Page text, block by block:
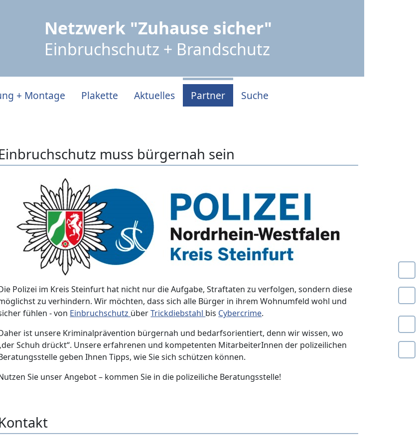
Netzwerk "Zuhause sicher"
Einbruchschutz + Brandschutz
+ Montage Plakette Aktuelles Partner Suche
muss bürgernah sein
Polizei im Kreis Steinfurt hat nicht nur die Aufgabe, Straftaten zu verfolgen, sondern diese
zu verhindern. Wir möchten, dass sich alle Bürger in ihrem Wohnumfeld wohl und
fühlen - von Einbruchschutz überTrickdiebstahl bis Cybercrime.
ist unsere Kriminalprävention bürgernah und bedarfsorientiert, denn wir wissen, wo
Schuh drückt“. Unsere erfahrenen und kompetenten MitarbeiterInnen der polizeilichen
geben Ihnen Tipps, wie Sie sich schützen können.
Sie unser Angebot – kommen Sie in die polizeiliche Beratungsstelle!